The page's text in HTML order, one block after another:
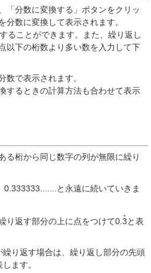
「分数に変換する」ボタンをクリッ
分数に変換して表示されます。
ることができます。また、繰り返し
以下の桁数より多い数を入力して下
数で表示されます。
するときの計算方法も合わせて表示
る桁から同じ数字の列が無限に繰り
0.333333.......と永遠に続いていきま
り返す部分の上に点をつけて0. 3と表
り返す場合は、繰り返し部分の先頭
します。